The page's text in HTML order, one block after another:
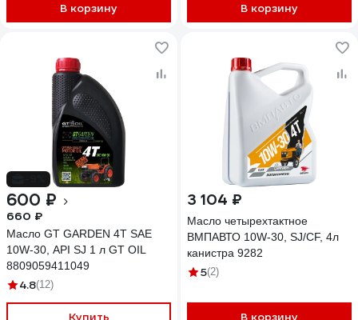
В корзину В корзину
600 ₽
660 ₽
Масло GT GARDEN 4T SAE
10W-30, API SJ 1 л GT OIL
8809059411049
4.8(12)
Купить
3 104 ₽
Масло четырехтактное
ВМПАВТО 10W-30, SJ/CF, 4л
канистра 9282
5(2)
В корзину